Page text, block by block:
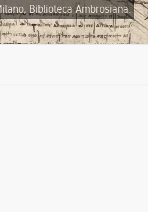
Biblioteca Ambrosiana.